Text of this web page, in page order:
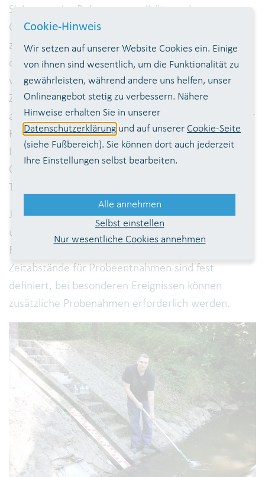
Sicherung der Rohwasserqualität werden
Grundwassermessstellen und Oberflächenwasser,
z.B. Zuflüsse zur Talsperre oder der Wasserkörper
der Talsperre, untersucht. Diese Untersuchungen
werden im Vorfeld der Aufbereitung durchgeführt
Zusätzlich fallen regelmäßig „Sonderproben“
an. Beispielsweise Kontrolluntersuchungen nach der
Reinigung von Hochbehältern oder vor der
Inbetriebnahme von Rohrleitungen sowie
Qualitätskontrollen für die Betriebschemikalien der
Trinkwasseraufbereitung.
Jährlich werden fast 10.000 Proben
unterschiedlichster Herkunft entnommen.
Fortlaufend, auch an Sonn- und Feiertagen. Die
Zeitabstände für Probeentnahmen sind fest
definiert, bei besonderen Ereignissen können
zusätzliche Probenahmen erforderlich werden.
Cookie-Hinweis
Wir setzen auf unserer Website Cookies ein. Einige
von ihnen sind wesentlich, um die Funktionalität zu
gewährleisten, während andere uns helfen, unser
Onlineangebot stetig zu verbessern. Nähere
Hinweise erhalten Sie in unserer
Datenschutzerklärung und auf unserer Cookie-Seite
(siehe Fußbereich). Sie können dort auch jederzeit
Ihre Einstellungen selbst bearbeiten.
Alle annehmen
Selbst einstellen
Nur wesentliche Cookies annehmen